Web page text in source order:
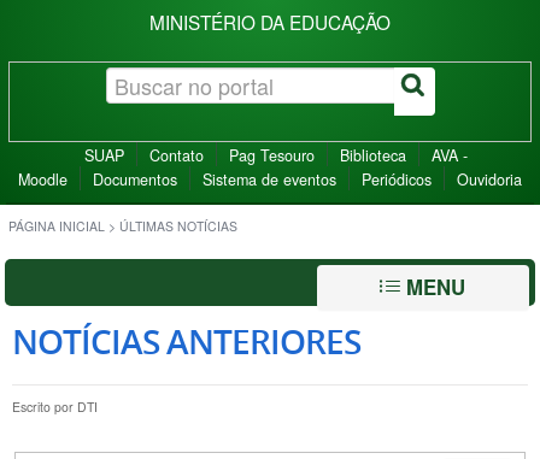
MINISTÉRIO DA EDUCAÇÃO
SUAP Contato Pag Tesouro Biblioteca
AVA -
Moodle
Documentos Sistema de eventos Periódicos Ouvidoria
PÁGINA INICIAL > ÚLTIMAS NOTÍCIAS
MENU
NOTÍCIAS ANTERIORES
Escrito por DTI